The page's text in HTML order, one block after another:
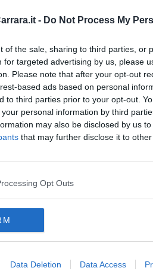
- Do Not Process My
of the sale, sharing to third parties, or
for targeted advertising by us, please
Please note that after your opt-out
based ads based on personal
to third parties prior to your opt-out.
personal information by third
may also be disclosed by us
that may further disclose it to other
Opt Outs
Data Deletion Data Access
alla
tua casella di posta.
le Stelle
francesca fialdini
Le notizie di
Più Letti del